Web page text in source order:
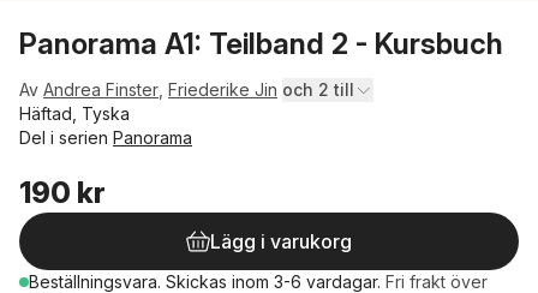
Panorama A1: Teilband 2 - Kursbuch
Av Andrea Finster Friederike Jin och 2 till
Häftad, Tyska
Del i serien Panorama
190 kr
Lägg i varukorg
Beställningsvara. Skickas inom 3-6 vardagar. Fri frakt över